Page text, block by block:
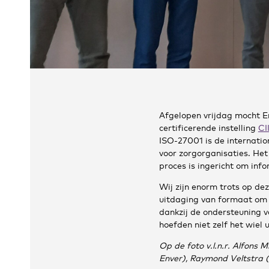
Afgelopen vrijdag mocht
certificerende instelling
ISO-27001 is de
voor zorgorganisaties.
proces is ingericht om
Wij zijn enorm trots op
uitdaging van formaat om
dankzij de ondersteuning
hoefden niet zelf het wiel
Op de foto v.l.n.r. Alfons
Enver), Raymond Veltstra